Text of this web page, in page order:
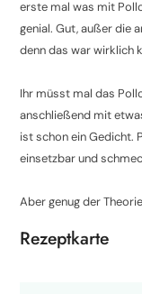
erste mal was mit
genial. Gut, außer die
denn das war wirklich
Ihr müsst mal das
anschließend mit
ist schon ein Gedicht.
einsetzbar und
Aber genug der
Rezeptkarte